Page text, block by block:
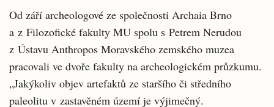
Od září archeologové ze společnosti Archaia Brno
a z Filozofické fakulty MU spolu s Petrem Nerudou
z Ústavu Anthropos Moravského zemského muzea
pracovali ve dvoře fakulty na archeologickém průzkumu.
„Jakýkoliv objev artefaktů ze staršího či středního
paleolitu v zastavěném území je výjimečný.